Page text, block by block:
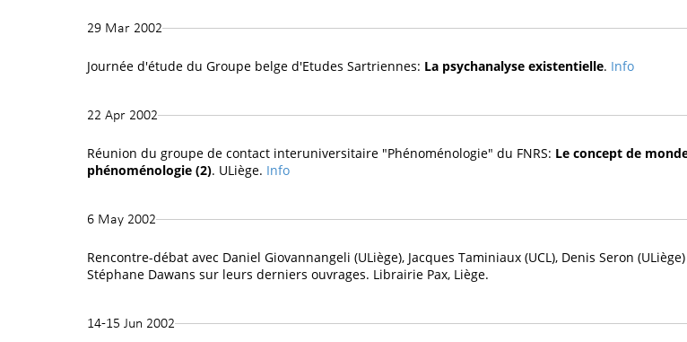
29 Mar 2002
Journée d'étude du Groupe belge d'Etudes Sartriennes: La psychanalyse existentielle. Info
22 Apr 2002
Réunion du groupe de contact interuniversitaire "Phénoménologie" du FNRS: Le concept de
phénoménologie (2). ULiège. Info
6 May 2002
Rencontre-débat avec Daniel Giovannangeli (ULiège), Jacques Taminiaux (UCL), Denis Seron
Stéphane Dawans sur leurs derniers ouvrages. Librairie Pax, Liège.
14-15 Jun 2002